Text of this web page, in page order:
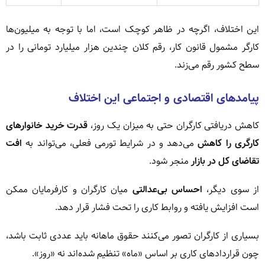
این اختلاف، اگرچه در ظاهر کوچک است، اما با توجه به میلیون‌ها
کارگر مشمول قانون کار، رقم کلان چندین هزار میلیارد تومانی را در
سطح کشور رقم می‌زند.
پیامدهای اقتصادی و اجتماعی این اختلاف
کاهش دریافتی کارگران حتی به میزان یک روز، قدرت خرید خانوارهای
کارگری را کاهشمی‌دهد و در شرایط تورمی فعلی، می‌تواند به افت
تقاضای کل در بازار منجر شود.
از سوی دیگر، احساس بی‌عدالتی میان کارگران و کارفرمایان ممکن
است افزایش یافته و روابط کاری را تحت فشار قرار دهد.
بسیاری از کارگران تصور می‌کنند حقوق ماهانه باید عددی ثابت باشد،
چون قراردادهای کاری بر اساس «ماه» تنظیم شده‌اند نه «روز».